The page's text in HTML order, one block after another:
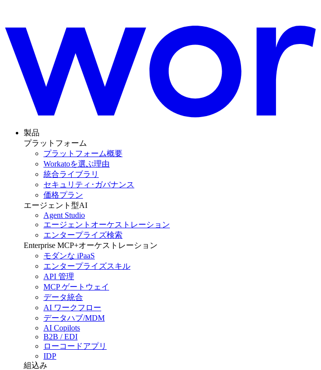
製品
プラットフォーム
プラットフォーム概要
Workatoを選ぶ理由
統合ライブラリ
セキュリティ･ガバナンス
価格プラン
エージェント型AI
Agent Studio
エージェントオーケストレーション
エンタープライズ検索
Enterprise MCP+オーケストレーション
モダンな iPaaS
エンタープライズスキル
API 管理
MCP ゲートウェイ
データ統合
AI ワークフロー
データハブ/MDM
AI Copilots
B2B / EDI
ローコードアプリ
IDP
組込み